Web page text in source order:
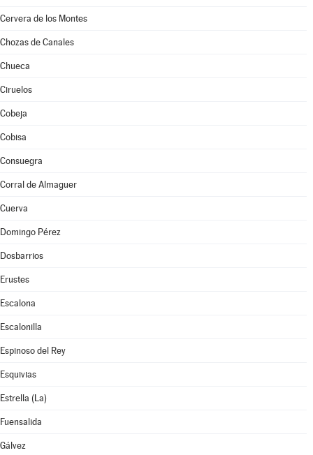
Cervera de los Montes
Chozas de Canales
Chueca
Ciruelos
Cobeja
Cobisa
Consuegra
Corral de Almaguer
Cuerva
Domingo Pérez
Dosbarrios
Erustes
Escalona
Escalonilla
Espinoso del Rey
Esquivias
Estrella (La)
Fuensalida
Gálvez